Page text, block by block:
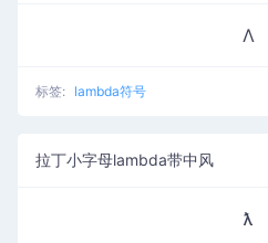
Λ
标签: lambda符号
拉丁小字母lambda带中风
ƛ